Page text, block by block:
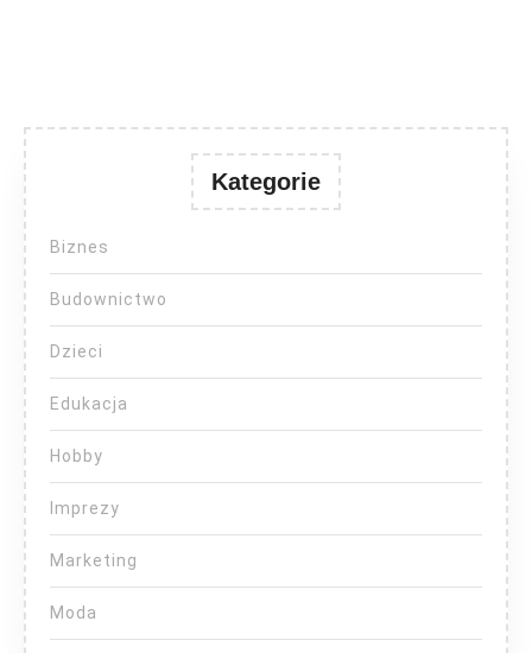
Kategorie
Biznes
Budownictwo
Dzieci
Edukacja
Hobby
Imprezy
Marketing
Moda